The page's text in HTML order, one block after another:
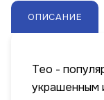
ОПИСАНИЕ
Тео -
украшенным